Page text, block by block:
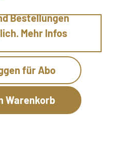
Bestellungen
Mehr Infos
für Abo